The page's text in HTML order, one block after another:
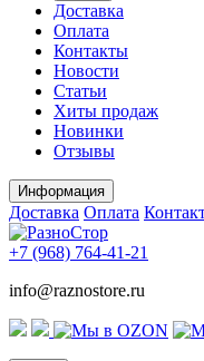
Доставка
Оплата
Контакты
Новости
Статьи
Хиты продаж
Новинки
Отзывы
Информация
Доставка Оплата
+7 (968) 764-41-21
info@raznostore.ru